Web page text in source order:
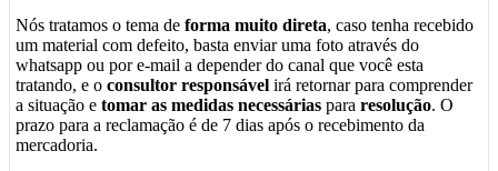
Nós tratamos o tema de forma muito direta, caso tenha recebido
um material com defeito, basta enviar uma foto através do
whatsapp ou por e-mail a depender do canal que você esta
tratando, e o consultor responsável irá retornar para comprender
a situação e tomar as medidas necessárias para resolução. O
prazo para a reclamação é de 7 dias após o recebimento da
mercadoria.